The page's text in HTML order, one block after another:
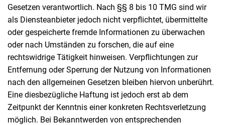
Gesetzen verantwortlich. Nach §§ 8 bis 10 TMG sind wir
als Diensteanbieter jedoch nicht verpflichtet, übermittelte
oder gespeicherte fremde Informationen zu überwachen
oder nach Umständen zu forschen, die auf eine
rechtswidrige Tätigkeit hinweisen. Verpflichtungen zur
Entfernung oder Sperrung der Nutzung von Informationen
nach den allgemeinen Gesetzen bleiben hiervon unberührt.
Eine diesbezügliche Haftung ist jedoch erst ab dem
Zeitpunkt der Kenntnis einer konkreten Rechtsverletzung
möglich. Bei Bekanntwerden von entsprechenden